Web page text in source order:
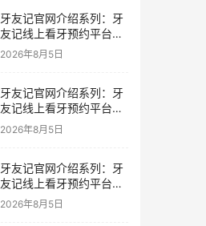
牙友记官网介绍系列：牙
友记线上看牙预约平台打
破口腔行业专业壁垒新手
2026年8月5日
牙友记官网介绍系列：牙
友记线上看牙预约平台落
地同城就诊经验打破未知
2026年8月5日
牙友记官网介绍系列：牙
友记线上看牙预约平台的
优势在哪里？
2026年8月5日